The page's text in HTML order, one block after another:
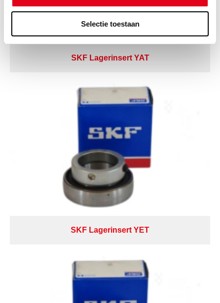
Selectie toestaan
SKF Lagerinsert YAT
SKF Lagerinsert YET